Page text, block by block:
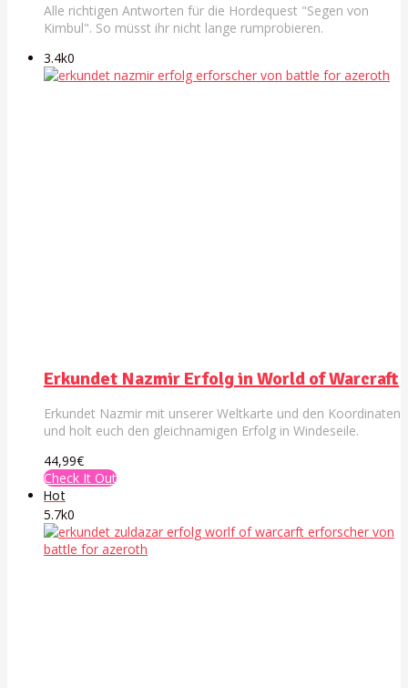
Alle richtigen Antworten für die Hordequest "Segen von
Kimbul". So müsst ihr nicht lange rumprobieren.
3.4k0
Erkundet Nazmir Erfolg in World of Warcraft
Erkundet Nazmir mit unserer Weltkarte und den Koordinaten
und holt euch den gleichnamigen Erfolg in Windeseile.
44,99€
Check It Out
Hot
5.7k0